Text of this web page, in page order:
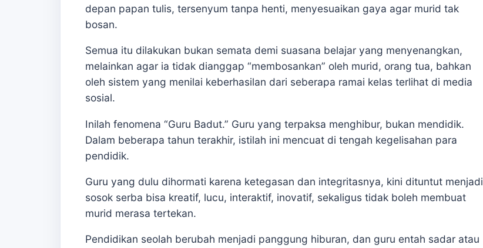
depan papan tulis, tersenyum tanpa henti, menyesuaikan gaya agar murid tak
bosan.
Semua itu dilakukan bukan semata demi suasana belajar yang menyenangkan,
melainkan agar ia tidak dianggap “membosankan” oleh murid, orang tua, bahkan
oleh sistem yang menilai keberhasilan dari seberapa ramai kelas terlihat di media
sosial.
Inilah fenomena “Guru Badut.” Guru yang terpaksa menghibur, bukan mendidik.
Dalam beberapa tahun terakhir, istilah ini mencuat di tengah kegelisahan para
pendidik.
Guru yang dulu dihormati karena ketegasan dan integritasnya, kini dituntut menjadi
sosok serba bisa kreatif, lucu, interaktif, inovatif, sekaligus tidak boleh membuat
murid merasa tertekan.
Pendidikan seolah berubah menjadi panggung hiburan, dan guru entah sadar atau